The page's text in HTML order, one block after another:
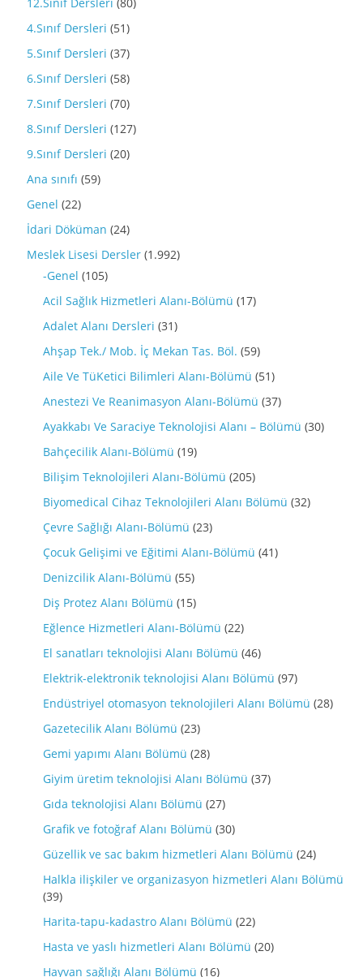
4.Sınıf Dersleri (51)
5.Sınıf Dersleri (37)
6.Sınıf Dersleri (58)
7.Sınıf Dersleri (70)
8.Sınıf Dersleri (127)
9.Sınıf Dersleri (20)
Ana sınıfı (59)
Genel (22)
İdari Döküman (24)
Meslek Lisesi Dersler (1.992)
-Genel (105)
Acil Sağlık Hizmetleri Alanı-Bölümü (17)
Adalet Alanı Dersleri (31)
Ahşap Tek./ Mob. İç Mekan Tas. Böl. (59)
Aile Ve TüKetici Bilimleri Alanı-Bölümü (51)
Anestezi Ve Reanimasyon Alanı-Bölümü (37)
Ayakkabı Ve Saraciye Teknolojisi Alanı – Bölümü (30)
Bahçecilik Alanı-Bölümü (19)
Bilişim Teknolojileri Alanı-Bölümü (205)
Biyomedical Cihaz Teknolojileri Alanı Bölümü (32)
Çevre Sağlığı Alanı-Bölümü (23)
Çocuk Gelişimi ve Eğitimi Alanı-Bölümü (41)
Denizcilik Alanı-Bölümü (55)
Diş Protez Alanı Bölümü (15)
Eğlence Hizmetleri Alanı-Bölümü (22)
El sanatları teknolojisi Alanı Bölümü (46)
Elektrik-elektronik teknolojisi Alanı Bölümü (97)
Endüstriyel otomasyon teknolojileri Alanı Bölümü (28)
Gazetecilik Alanı Bölümü (23)
Gemi yapımı Alanı Bölümü (28)
Giyim üretim teknolojisi Alanı Bölümü (37)
Gıda teknolojisi Alanı Bölümü (27)
Grafik ve fotoğraf Alanı Bölümü (30)
Güzellik ve sac bakım hizmetleri Alanı Bölümü (24)
Halkla ilişkiler ve organizasyon hizmetleri Alanı Bölümü
(39)
Harita-tapu-kadastro Alanı Bölümü (22)
Hasta ve yaslı hizmetleri Alanı Bölümü (20)
Hayvan sağlığı Alanı Bölümü (16)